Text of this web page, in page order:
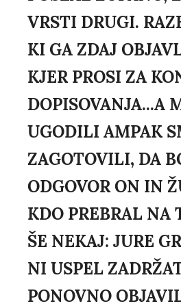
VRSTI DRUGI.
KI GA ZDAJ
KJER PROSI ZA
DOPISOVANJA...A
UGODILI AMPAK
ZAGOTOVILI, DA
ODGOVOR ON IN
KDO PREBRAL NA
ŠE NEKAJ: JURE
NI USPEL
PONOVNO